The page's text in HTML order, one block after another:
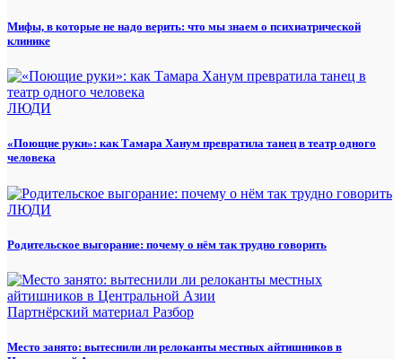
Мифы, в которые не надо верить: что мы знаем о психиатрической
клинике
ЛЮДИ
«Поющие руки»: как Тамара Ханум превратила танец в театр одного
человека
ЛЮДИ
Родительское выгорание: почему о нём так трудно говорить
Партнёрский материал Разбор
Место занято: вытеснили ли релоканты местных айтишников в